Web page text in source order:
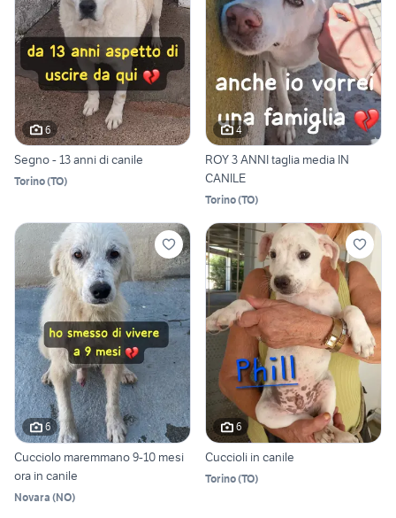
6
Segno - 13 anni di canile
Torino(TO)
4
ROY 3 ANNI taglia media IN
CANILE
Torino(TO)
6
Cucciolo maremmano 9-10 mesi
ora in canile
Novara (NO)
6
Cuccioli in canile
Torino(TO)